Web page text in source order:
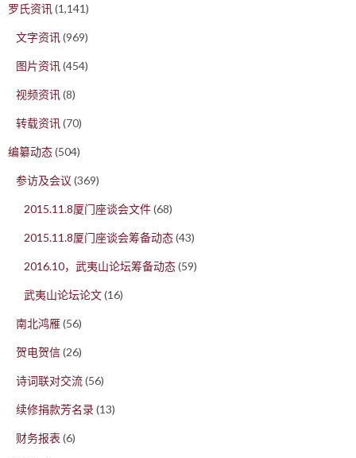
罗氏资讯(1,141)
文字资讯(969)
图片资讯(454)
视频资讯(8)
转载资讯(70)
编纂动态(504)
参访及会议 (369)
2015.11.8厦门座谈会文件(68)
2015.11.8厦门座谈会筹备动态(43)
2016.10，武夷山论坛筹备动态(59)
武夷山论坛论文(16)
南北鸿雁(56)
贺电贺信(26)
诗词联对交流(56)
续修捐款芳名录(13)
财务报表 (6)